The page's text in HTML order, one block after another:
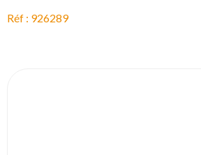
Réf : 926289